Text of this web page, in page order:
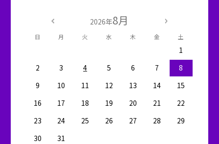
2026年8月
日 月 火 水 木 金 土
1
2
3 4 5 6 7
8
9
10 11 12 13 14
15
16
17 18 19 20 21
22
23
24 25 26 27 28
29
30
31